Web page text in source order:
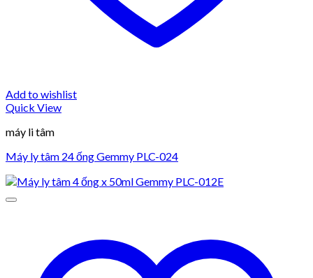
Add to wishlist
Quick View
máy li tâm
Máy ly tâm 24 ống Gemmy PLC-024